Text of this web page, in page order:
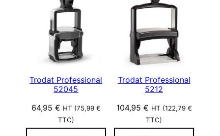
Trodat Professional
52045
64,95 € HT (75,99 €
TTC)
Trodat Professional
5212
104,95 € HT (122,79 €
TTC)